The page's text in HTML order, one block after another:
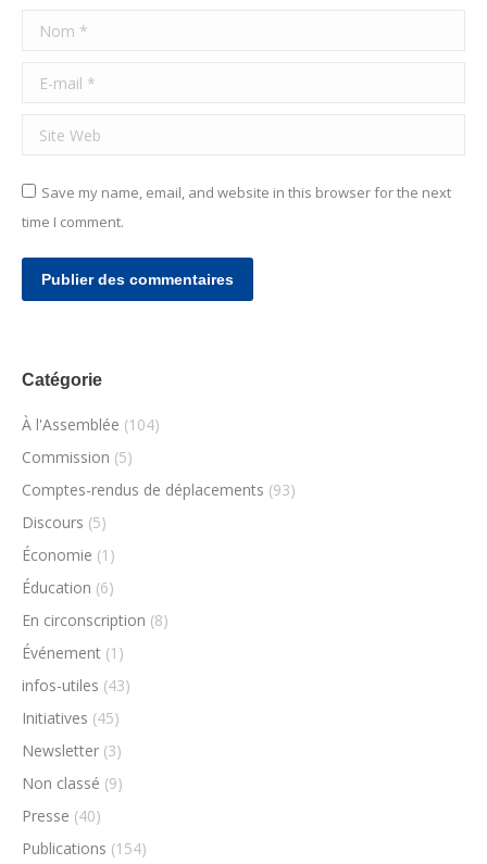
Nom *
E-mail *
Site Web
Save my name, email, and website in this browser for the next
time I comment.
Publier des commentaires
Catégorie
À l'Assemblée (104)
Commission (5)
Comptes-rendus de déplacements (93)
Discours (5)
Économie (1)
Éducation (6)
En circonscription (8)
Événement (1)
infos-utiles (43)
Initiatives (45)
Newsletter (3)
Non classé (9)
Presse (40)
Publications (154)